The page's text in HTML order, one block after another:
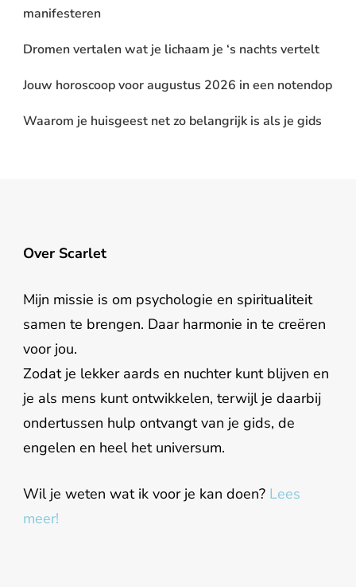
manifesteren
Dromen vertalen wat je lichaam je ‘s nachts vertelt
Jouw horoscoop voor augustus 2026 in een notendop
Waarom je huisgeest net zo belangrijk is als je gids
Over Scarlet
Mijn missie is om psychologie en spiritualiteit
samen te brengen. Daar harmonie in te creëren
voor jou.
Zodat je lekker aards en nuchter kunt blijven en
je als mens kunt ontwikkelen, terwijl je daarbij
ondertussen hulp ontvangt van je gids, de
engelen en heel het universum.
Wil je weten wat ik voor je kan doen? Lees
meer!